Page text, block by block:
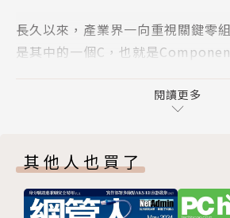
關鍵技術報告｜在邊緣部署單對乙
長久以來，產業界一向重視關鍵零
是其中的一個C，也就是
同時也是Cloud雲端的連結應用與
外一個C─Convergence。CTIMES
ergence的報導與服務為主要目標，
場應用端的自動化控制（
閱讀更多
其他人也買了